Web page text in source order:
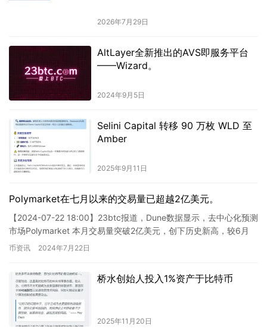
2026年7月29日
AltLayer全新推出的AVS即服务平台
——Wizard。
2024年9月5日
Selini Capital 转移 90 万枚 WLD 至
Amber
2025年9月11日
Polymarket在七月以来的交易量已超越2亿美元。
【2024-07-22 18:00】23btc报道，Dune数据显示，去中心化预测
市场Polymarket 本月交易量突破2亿美元，创下历史新高，较6月
1.11亿美元（此前的最高纪…
币资讯 2024年7月22日
桥水创始人投入1%资产于比特币
2025年11月20日